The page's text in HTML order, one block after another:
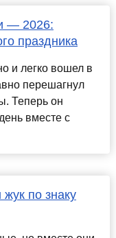
— 2026:
праздника
и легко вошел в
перешагнул
Теперь он
вместе с
по знаку